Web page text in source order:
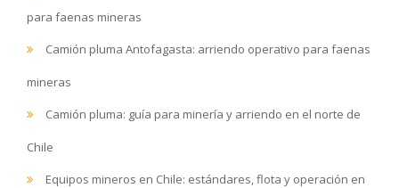
para faenas mineras
Camión pluma Antofagasta: arriendo operativo para faenas
mineras
Camión pluma: guía para minería y arriendo en el norte de
Chile
Equipos mineros en Chile: estándares, flota y operación en